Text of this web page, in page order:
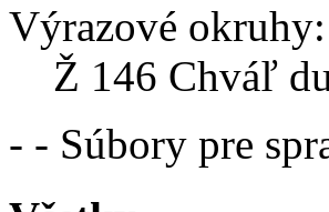
Výrazové okruhy:
Ž 146 Chváľ
- - Súbory pre